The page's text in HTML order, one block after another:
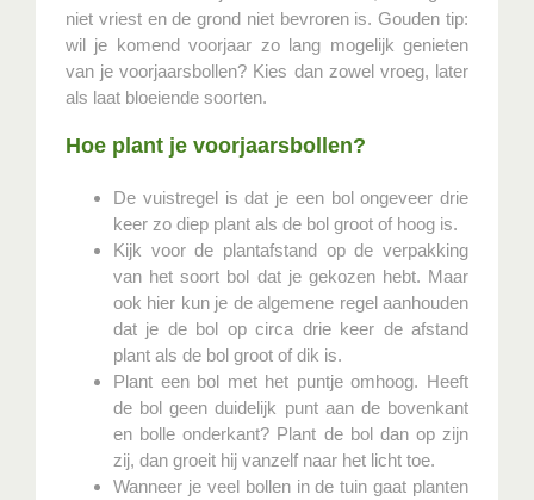
niet vriest en de grond niet bevroren is. Gouden tip:
wil je komend voorjaar zo lang mogelijk genieten
van je voorjaarsbollen? Kies dan zowel vroeg, later
als laat bloeiende soorten.
Hoe plant je voorjaarsbollen?
De vuistregel is dat je een bol ongeveer drie
keer zo diep plant als de bol groot of hoog is.
Kijk voor de plantafstand op de verpakking
van het soort bol dat je gekozen hebt. Maar
ook hier kun je de algemene regel aanhouden
dat je de bol op circa drie keer de afstand
plant als de bol groot of dik is.
Plant een bol met het puntje omhoog. Heeft
de bol geen duidelijk punt aan de bovenkant
en bolle onderkant? Plant de bol dan op zijn
zij, dan groeit hij vanzelf naar het licht toe.
Wanneer je veel bollen in de tuin gaat planten